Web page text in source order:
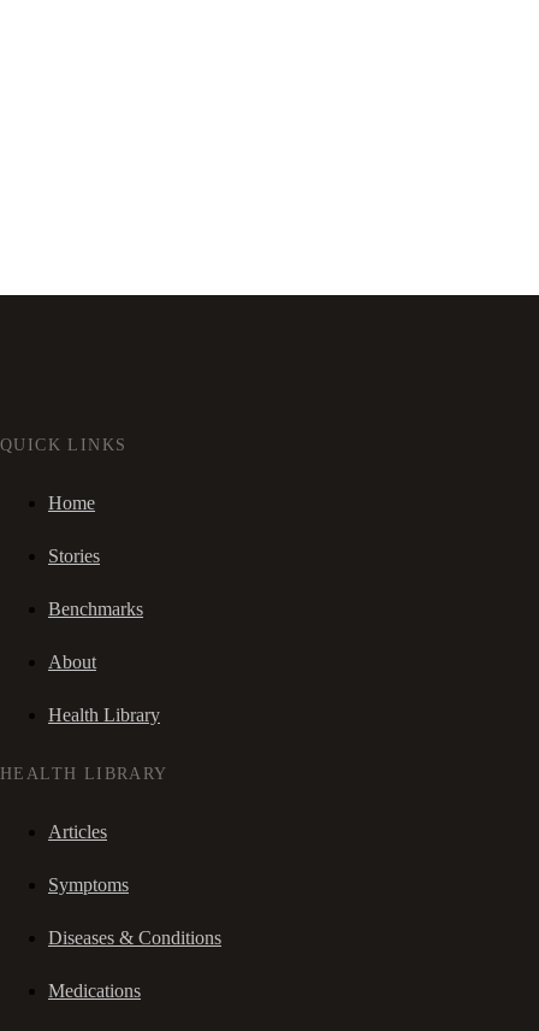
QUICK LINKS
Home
Stories
Benchmarks
About
Health Library
HEALTH LIBRARY
Articles
Symptoms
Diseases & Conditions
Medications